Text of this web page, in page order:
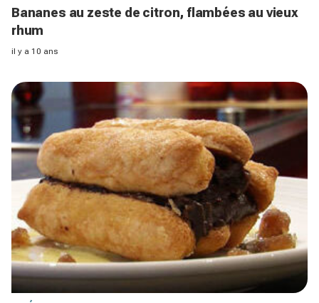
Bananes au zeste de citron, flambées au vieux
rhum
il y a 10 ans